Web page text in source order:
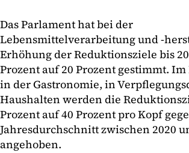
Das Parlament hat bei der
Lebensmittelverarbeitung und -
Erhöhung der Reduktionsziele bis
Prozent auf 20 Prozent gestimmt.
in der Gastronomie, in
Haushalten werden die
Prozent auf 40 Prozent pro Kopf
Jahresdurchschnitt zwischen 2020
angehoben.